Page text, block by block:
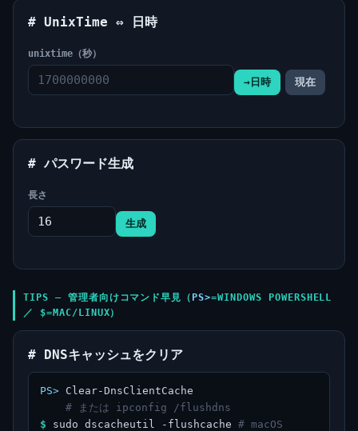
# UnixTime ⇔ 日時
unixtime（秒）
→日時 現在
# パスワード生成
長さ
生成
TIPS — 管理者向けコマンド早見（ PS>=WINDOWS POWERSHELL
／ $=MAC/LINUX）
# DNSキャッシュをクリア
PS> Clear-DnsClientCache
# または ipconfig /flushdns
$ sudo dscacheutil -flushcache # macOS